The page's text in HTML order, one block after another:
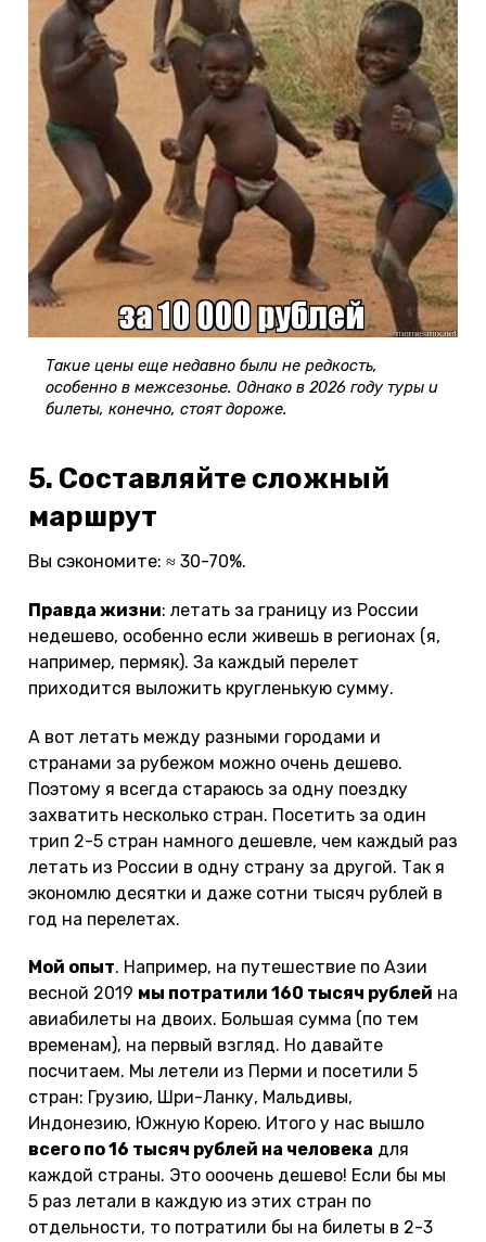
Такие цены еще недавно были не редкость,
особенно в межсезонье. Однако в 2026 году туры и
билеты, конечно, стоят дороже.
5. Составляйте сложный
маршрут
Вы сэкономите: ≈ 30-70%.
Правда жизни: летать за границу из России
недешево, особенно если живешь в регионах (я,
например, пермяк). За каждый перелет
приходится выложить кругленькую сумму.
А вот летать между разными городами и
странами за рубежом можно очень дешево.
Поэтому я всегда стараюсь за одну поездку
захватить несколько стран. Посетить за один
трип 2-5 стран намного дешевле, чем каждый раз
летать из России в одну страну за другой. Так я
экономлю десятки и даже сотни тысяч рублей в
год на перелетах.
Мой опыт. Например, на путешествие по Азии
весной 2019 мы потратили 160 тысяч рублей на
авиабилеты на двоих. Большая сумма (по тем
временам), на первый взгляд. Но давайте
посчитаем. Мы летели из Перми и посетили 5
стран: Грузию, Шри-Ланку, Мальдивы,
Индонезию, Южную Корею. Итого у нас вышло
всего по 16 тысяч рублей на человека для
каждой страны. Это ооочень дешево! Если бы мы
5 раз летали в каждую из этих стран по
отдельности, то потратили бы на билеты в 2-3